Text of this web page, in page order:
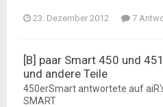
23. Dezember 2012 7
[B] paar Smart 450 und
und andere Teile
450erSmartantwortete aufaiR
SMART